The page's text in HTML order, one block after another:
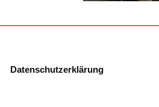
Datenschutzerklärung